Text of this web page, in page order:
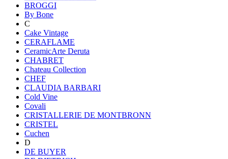
BROGGI
By Bone
C
Cake Vintage
CERAFLAME
CeramicArte Deruta
CHABRET
Chateau Collection
CHEF
CLAUDIA BARBARI
Cold Vine
Covali
CRISTALLERIE DE MONTBRONN
CRISTEL
Cuchen
D
DE BUYER